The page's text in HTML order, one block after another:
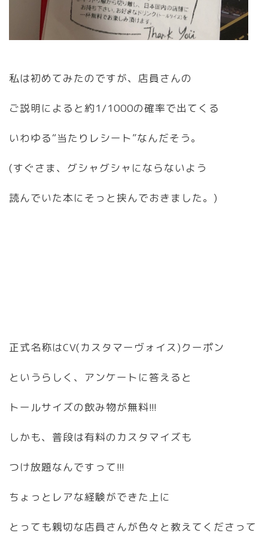
私は初めてみたのですが、店員さんの
ご説明によると約1/1000の確率で出てくる
いわゆる“当たりレシート”なんだそう。
(すぐさま、グシャグシャにならないよう
読んでいた本にそっと挟んでおきました。)
正式名称はCV(カスタマーヴォイス)クーポン
というらしく、アンケートに答えると
トールサイズの飲み物が無料!!!
しかも、普段は有料のカスタマイズも
つけ放題なんですって!!!
ちょっとレアな経験ができた上に
とっても親切な店員さんが色々と教えてくださって